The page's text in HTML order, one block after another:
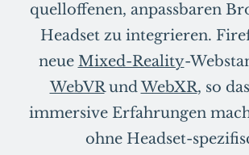
quelloffenen, anpassbaren
Headset zu integrieren.
neue Mixed-Reality-
WebVRundWebXR, so
immersive Erfahrungen
ohne Headset-